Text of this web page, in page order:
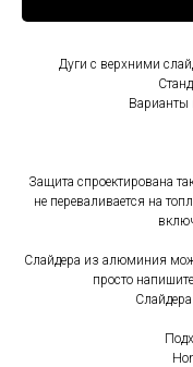
Дуги с верхними
Варианты
Защита спроектирована
не переваливается на
Слайдера из алюминия
просто